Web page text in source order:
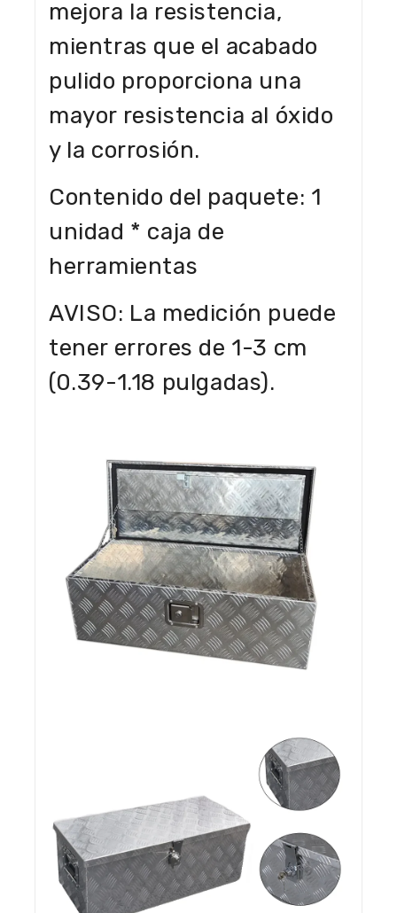
mejora la resistencia,
mientras que el acabado
pulido proporciona una
mayor resistencia al óxido
y la corrosión.
Contenido del paquete: 1
unidad * caja de
herramientas
AVISO: La medición puede
tener errores de 1-3 cm
(0.39-1.18 pulgadas).